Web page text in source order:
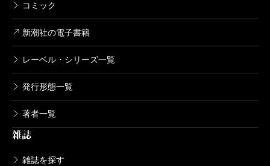
コミック
新潮社の電子書籍
レーベル・シリーズ一覧
発行形態一覧
著者一覧
雑誌
雑誌を探す